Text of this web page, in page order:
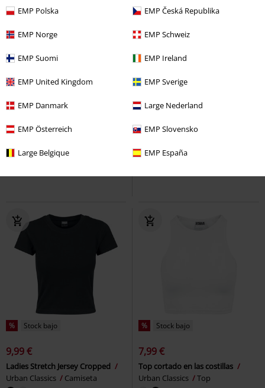
EMP Polska EMP Česká Republika
EMP Norge EMP Schweiz
EMP Suomi EMP Ireland
EMP United Kingdom EMP Sverige
EMP Danmark Large Nederland
EMP Österreich EMP Slovensko
Large Belgique EMP España
46% DTO
Exclusivo
15,99 €
Top
61% DTO
Exclusivo
13,59 €
% Stock bajo
9,99 €
Ladies Stretch Jersey Cropped
Urban Classics
Camiseta
% Stock bajo
7,99 €
Top cortado en las costillas
Urban Classics
Top